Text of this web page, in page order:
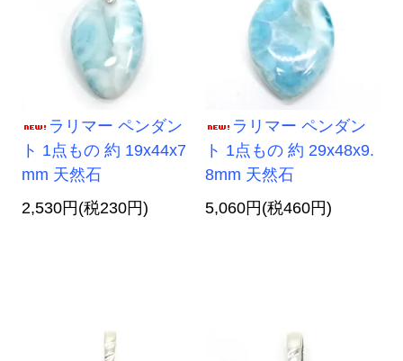
ラリマー ペンダン
ト 1点もの 約 19x44x7
mm 天然石
2,530円(税230円)
ラリマー ペンダン
ト 1点もの 約 29x48x9.
8mm 天然石
5,060円(税460円)